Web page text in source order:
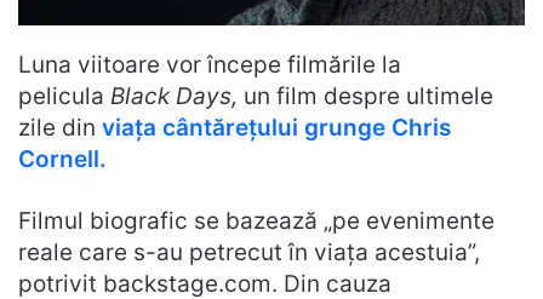
Luna viitoare vor începe filmările la
pelicula Black Days, un film despre ultimele
zile din viața cântărețului grunge Chris
Cornell.
Filmul biografic se bazează „pe evenimente
reale care s-au petrecut în viața acestuia”,
potrivit backstage.com. Din cauza